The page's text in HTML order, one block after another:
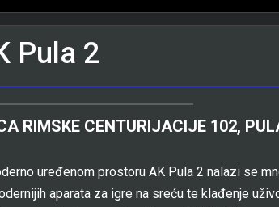
Pula 2
RIMSKE CENTURIJACIJE 102,
uređenom prostoru AK Pula 2 nalazi se
aparata za igre na sreću te klađenje